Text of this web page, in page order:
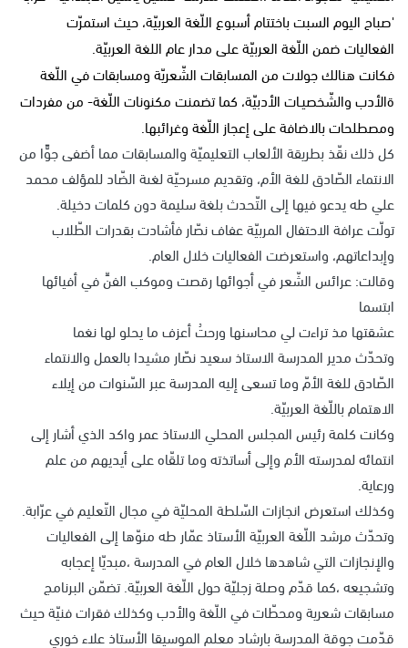
'صباح اليوم السبت باختتام أسبوع اللّغة العربيّة، حيث استمرّت
الفعاليات ضمن اللّغة العربيّة على مدار عام اللغة العربيّة.
فكانت هنالك جولات من المسابقات الشّعريّة ومسابقات في اللّغة
ةالأدب والشّخصيـات الأدبيّة، كما تضمنت مكنونات اللّغة- من مفردات
ومصطلحات بالاضافة على إعجاز اللّغة وغرائبها.
كل ذلك نقّذ بطريقة الألعاب التعليميّة والمسابقات مما أضفى جوًّا من
الانتماء الصّادق للغة الأم، وتقديم مسرحيّة لغىة الضّاد للمؤلف محمد
علي طه يدعو فيها إلى التّحدث بلغة سليمة دون كلمات دخيلة.
تولّت عرافة الاحتفال المربيّة عفاف نصّار فأشادت بقدرات الطّلاب
وإبداعاتهم، واستعرضت الفعاليات خلال العام.
وقالت: عرائس الشّعر في أجوائها رقصت وموكب الفنِّ في أفيائها
ابتسما
عشقتها مذ تراءت لي محاسنها ورحتُ أعزف ما يحلو لها نغما
وتحدّث مدير المدرسة الاستاذ سعيد نصّار مشيدا بالعمل والانتماء
الصّادق للغة الأمّ وما تسعى إليه المدرسة عبر السّنوات من إيلاء
الاهتمام باللّغة العربيّة.
وكانت كلمة رئيس المجلس المحلي الاستاذ عمر واكد الذي أشار إلى
انتمائه لمدرسته الأم وإلى أساتذته وما تلقّاه على أيديهم من علم
ورعاية.
وكذلك استعرض انجازات السّلطة المحليّة في مجال التّعليم في عرّابة.
وتحدّث مرشد اللّغة العربيّة الأستاذ عمّار طه منوّها إلى الفعاليات
والإنجازات التي شاهدها خلال العام في المدرسة ،مبديّا إعجابه
وتشجيعه ،كما قدّم وصلة زجليّة حول اللّغة العربيّة. تضمّن البرنامج
مسابقات شعرية ومحطّات في اللّغة والأدب وكذلك فقرات فنيّة حيث
قدّمت جوقة المدرسة بارشاد معلم الموسيقا الأستاذ علاء خوري